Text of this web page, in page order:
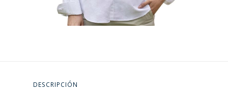
DESCRIPCIÓN